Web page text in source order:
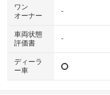
ワン
オーナー
-
車両状態
評価書
-
ディーラ
ー車